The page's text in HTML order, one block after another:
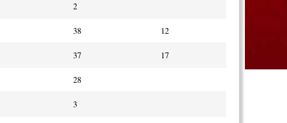
2
38 12
37 17
28
3